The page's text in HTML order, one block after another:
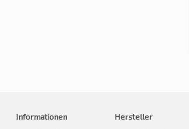
Informationen
Hersteller